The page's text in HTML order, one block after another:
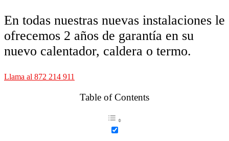
En todas nuestras nuevas instalaciones le
ofrecemos 2 años de garantía en su
nuevo calentador, caldera o termo.
Llama al 872 214 911
Table of Contents